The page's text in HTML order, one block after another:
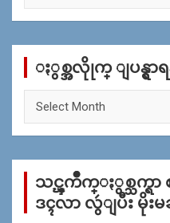
c
ႏွစ္အလိုုက္ ျပန္ရွာရ
က္
န္
သင္ၾကိဳက္ႏွစ္သက္ရ
ဒၚလာ လွဴျပီး မိုး